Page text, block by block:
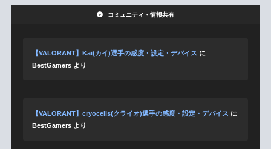
コミュニティ・情報共有
【VALORANT】Kai(カイ)選手の感度・設定・デバイス に
BestGamersより
【VALORANT】cryocells(クライオ)選手の感度・設定・デバイス に
BestGamersより